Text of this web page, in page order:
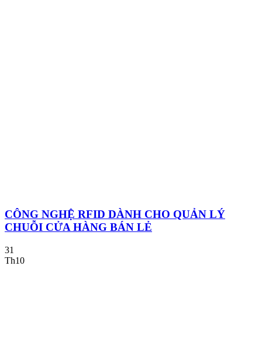
CÔNG NGHỆ RFID DÀNH CHO QUẢN LÝ
CHUỖI CỬA HÀNG BÁN LẺ
31
Th10